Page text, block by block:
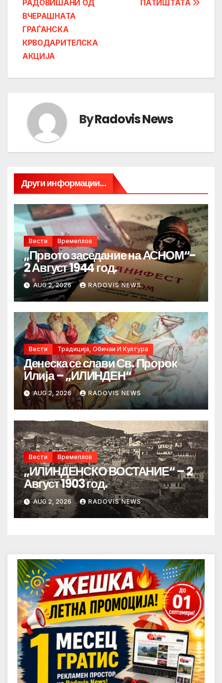
navigation
ПАТИШТАТА
РАДОВИШАНИ ОД
ВЧЕРАШНАТА
ГРАЃАНСКА
КРВОДАРИТЕЛСКА
АКЦИЈА
ByRadovis News
Други информации...
Вести Времеплов
„Првото заседание на АСНОМ“-
2 Август 1944 год.
AUG 2, 2026 RADOVIS NEWS
Вести Традиција, Обичаи И Култура
Денеска се слави Св. Пророк
Илија – „ИЛИНДЕН“
AUG 2, 2026 RADOVIS NEWS
Вести Времеплов
„ИЛИНДЕНСКО ВОСТАНИЕ“ – 2
Август 1903 год.
AUG 2, 2026 RADOVIS NEWS